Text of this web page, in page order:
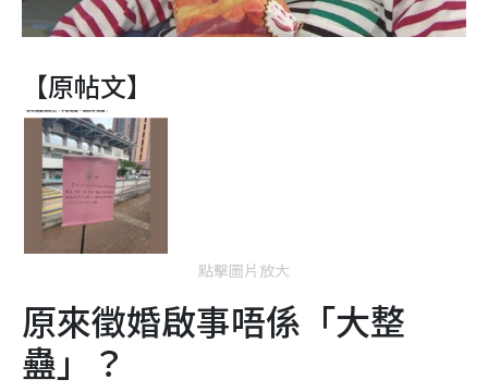
【原帖文】
點擊圖片放大
原來徵婚啟事唔係「大整
蠱」？